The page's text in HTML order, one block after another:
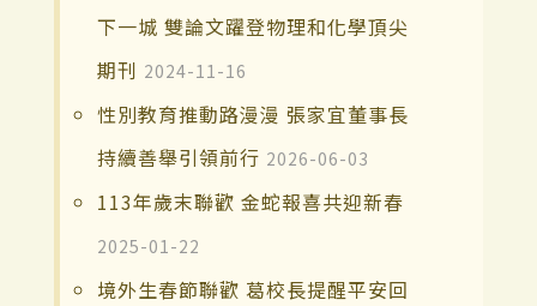
下一城 雙論文躍登物理和化學頂尖
期刊 2024-11-16
性別教育推動路漫漫 張家宜董事長
持續善舉引領前行 2026-06-03
113年歲末聯歡 金蛇報喜共迎新春
2025-01-22
境外生春節聯歡 葛校長提醒平安回